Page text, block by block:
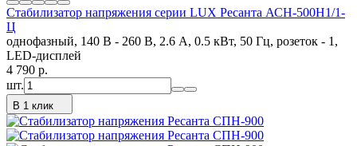
Стабилизатор напряжения серии LUX Ресанта АСН-500Н1/1-
Ц
однофазный, 140 В - 260 В, 2.6 А, 0.5 кВт, 50 Гц, розеток - 1,
LED-дисплей
4 790 p.
шт.
В 1 клик